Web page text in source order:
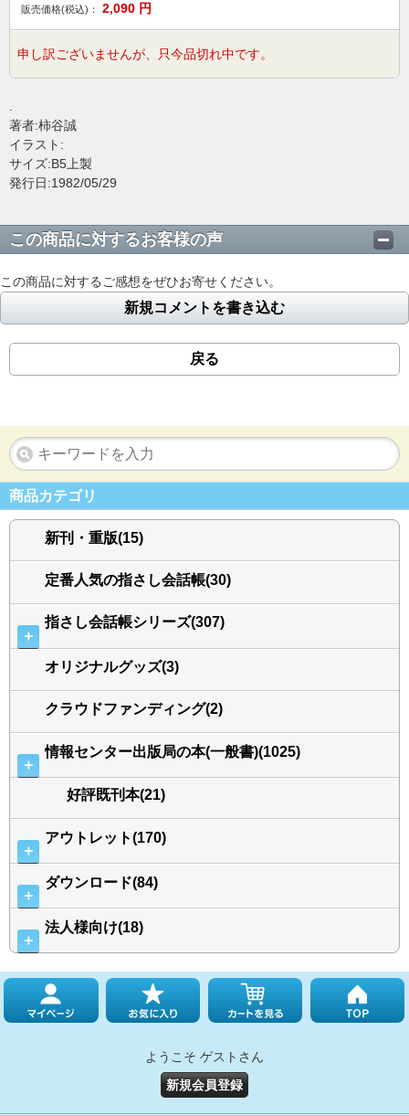
販売価格(税込)：
2,090 円
申し訳ございませんが、只今品切れ中です。
著者:柿谷誠
イラスト:
サイズ:B5上製
発行日:1982/05/29
この商品に対するお客様の声
この商品に対するご感想をぜひお寄せください。
新規コメントを書き込む
戻る
商品カテゴリ
新刊・重版(15)
定番人気の指さし会話帳(30)
＋
指さし会話帳シリーズ(307)
オリジナルグッズ(3)
クラウドファンディング(2)
＋
情報センター出版局の本(一般書)(1025)
好評既刊本(21)
＋
アウトレット(170)
＋
ダウンロード(84)
＋
法人様向け(18)
ようこそ ゲストさん
新規会員登録